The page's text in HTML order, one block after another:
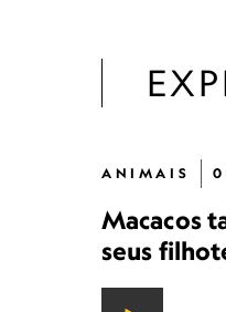
ANIMAIS
Macacos
seus